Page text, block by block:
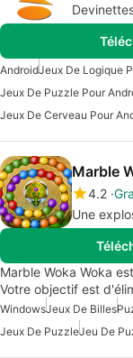
AndroidJeux De Logique
Jeux De Puzzle Pour
Jeux De Cerveau Pour
Marble
4.2
Une
Marble Woka Woka
Votre objectif est
WindowsJeux De Billes
Jeux De PuzzleJeu De